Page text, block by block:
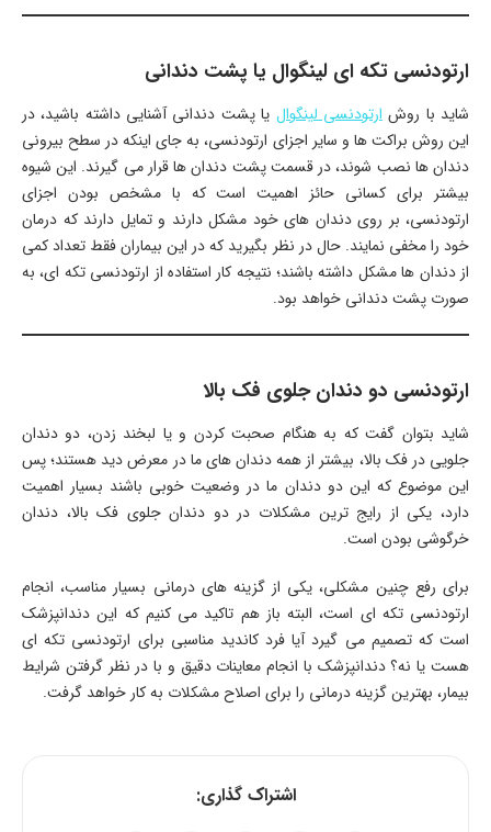
ارتودنسی تکه ای لینگوال یا پشت دندانی
شاید با روشارتودنسی لینگوال یا پشت دندانی آشنایی داشته باشید، در
این روش براکت ها و سایر اجزای ارتودنسی، به جای اینکه در سطح بیرونی
دندان ها نصب شوند، در قسمت پشت دندان ها قرار می گیرند. این شیوه
بیشتر برای کسانی حائز اهمیت است که با مشخص بودن اجزای
ارتودنسی، بر روی دندان های خود مشکل دارند و تمایل دارند که درمان
خود را مخفی نمایند. حال در نظر بگیرید که در این بیماران فقط تعداد کمی
از دندان ها مشکل داشته باشند؛ نتیجه کار استفاده از ارتودنسی تکه ای، به
صورت پشت دندانی خواهد بود.
ارتودنسی دو دندان جلوی فک بالا
شاید بتوان گفت که به هنگام صحبت کردن و یا لبخند زدن، دو دندان
جلویی در فک بالا، بیشتر از همه دندان های ما در معرض دید هستند؛ پس
این موضوع که این دو دندان ما در وضعیت خوبی باشند بسیار اهمیت
دارد، یکی از رایج ترین مشکلات در دو دندان جلوی فک بالا، دندان
خرگوشی بودن است.
برای رفع چنین مشکلی، یکی از گزینه های درمانی بسیار مناسب، انجام
ارتودنسی تکه ای است، البته باز هم تاکید می کنیم که این دندانپزشک
است که تصمیم می گیرد آیا فرد کاندید مناسبی برای ارتودنسی تکه ای
هست یا نه؟ دندانپزشک با انجام معاینات دقیق و با در نظر گرفتن شرایط
بیمار، بهترین گزینه درمانی را برای اصلاح مشکلات به کار خواهد گرفت.
اشتراک گذاری: